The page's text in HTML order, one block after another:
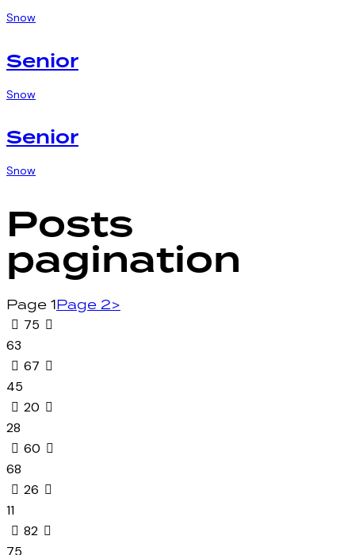
Snow
Senior
Snow
Senior
Snow
Posts
pagination
Page 1Page 2>
75
63
67
45
20
28
60
68
26
11
82
75